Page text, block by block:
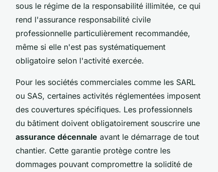
sous le régime de la responsabilité illimitée, ce qui
rend l'assurance responsabilité civile
professionnelle particulièrement recommandée,
même si elle n'est pas systématiquement
obligatoire selon l'activité exercée.
Pour les sociétés commerciales comme les SARL
ou SAS, certaines activités réglementées imposent
des couvertures spécifiques. Les professionnels
du bâtiment doivent obligatoirement souscrire une
assurance décennale avant le démarrage de tout
chantier. Cette garantie protège contre les
dommages pouvant compromettre la solidité de